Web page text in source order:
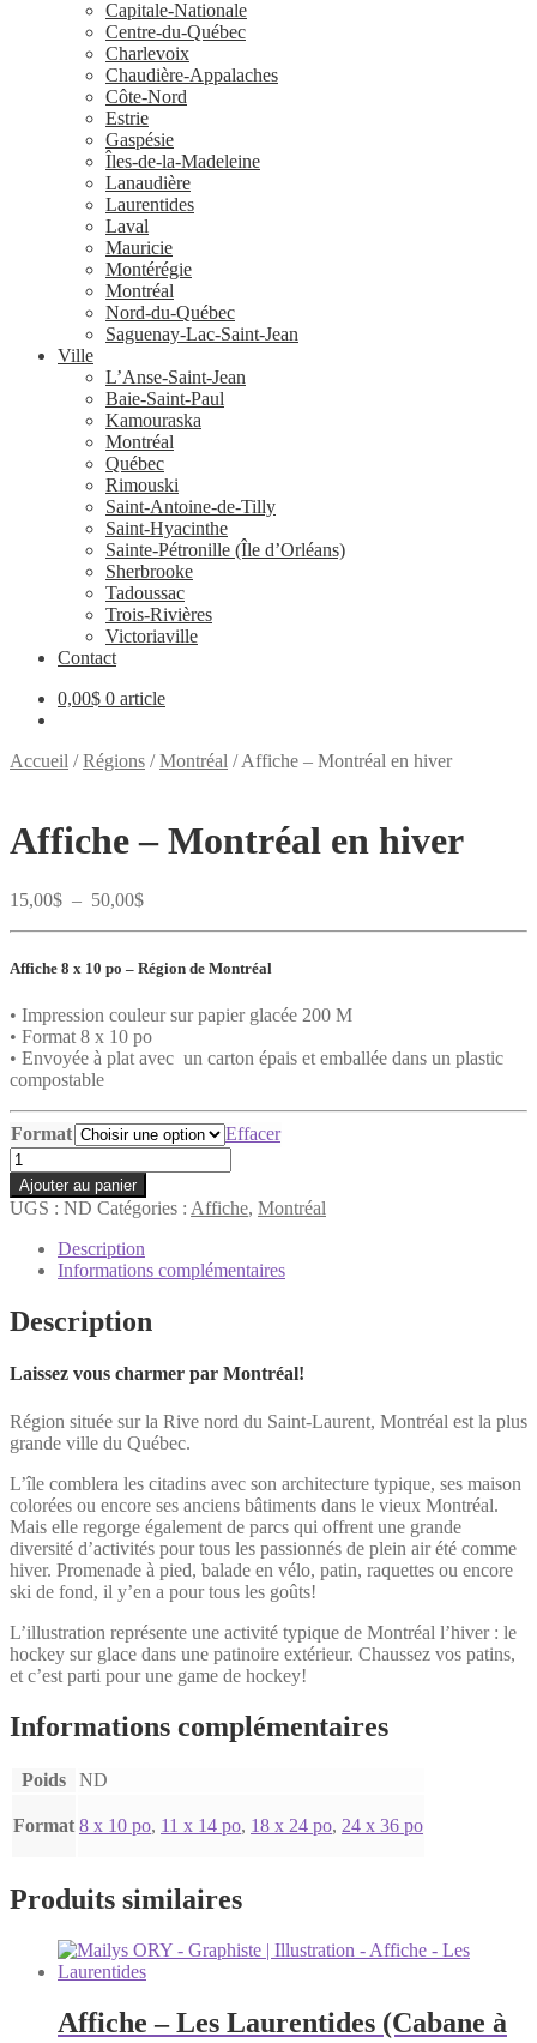
Capitale-Nationale
Centre-du-Québec
Charlevoix
Chaudière-Appalaches
Côte-Nord
Estrie
Gaspésie
Îles-de-la-Madeleine
Lanaudière
Laurentides
Laval
Mauricie
Montérégie
Montréal
Nord-du-Québec
Saguenay-Lac-Saint-Jean
Ville
L’Anse-Saint-Jean
Baie-Saint-Paul
Kamouraska
Montréal
Québec
Rimouski
Saint-Antoine-de-Tilly
Saint-Hyacinthe
Sainte-Pétronille (Île d’Orléans)
Sherbrooke
Tadoussac
Trois-Rivières
Victoriaville
Contact
0,00$ 0 article
Accueil /Régions /Montréal /Affiche – Montréal en hiver
Affiche – Montréal en hiver
15,00$ – 50,00$Plage
15,00$
Affiche 8 x 10 po – Région de Montréal
• Impression couleur sur papier glacée 200 M
• Format 8 x 10 po
• Envoyée à plat avec un carton épais et emballée dans un plastic
compostable
Format
Effacer
quantité
de
Affiche
-
Montréal
Ajouter au panier
UGS : ND Catégories : Affiche, Montréal
Description
Informations complémentaires
Description
Laissez vous charmer par Montréal!
Région située sur la Rive nord du Saint-Laurent, Montréal est la plus
grande ville du Québec.
L’île comblera les citadins avec son architecture typique, ses maison
colorées ou encore ses anciens bâtiments dans le vieux Montréal.
Mais elle regorge également de parcs qui offrent une grande
diversité d’activités pour tous les passionnés de plein air été comme
hiver. Promenade à pied, balade en vélo, patin, raquettes ou encore
ski de fond, il y’en a pour tous les goûts!
L’illustration représente une activité typique de Montréal l’hiver : le
hockey sur glace dans une patinoire extérieur. Chaussez vos patins,
et c’est parti pour une game de hockey!
Informations complémentaires
Poids ND
Format 8 x 10 po, 11 x 14 po, 18 x 24 po, 24 x 36 po
Produits similaires
Affiche – Les Laurentides (Cabane à